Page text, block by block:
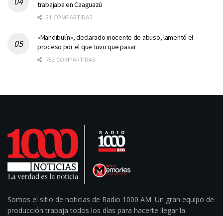
trabajaba en Caaguazú
21 COMPARTIDAS
«Mandibulín», declarado inocente de abuso, lamentó el
proceso por el que tuvo que pasar
782 COMPARTIDAS
Somos el sitio de noticias de Radio 1000 AM. Un gran equipo de
producción trabaja todos los días para hacerte llegar la